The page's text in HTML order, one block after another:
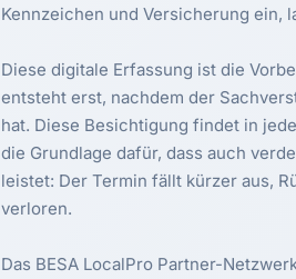
Kennzeichen und Versicherung ein,
Diese digitale Erfassung ist die
entsteht erst, nachdem der
hat. Diese Besichtigung findet in
die Grundlage dafür, dass auch
leistet: Der Termin fällt kürzer aus,
verloren.
Das BESA LocalPro Partner-